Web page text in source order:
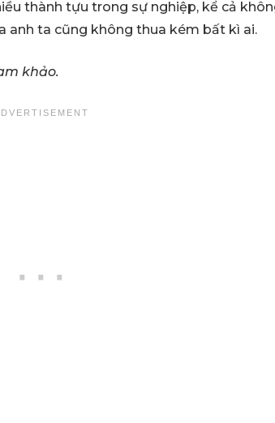
thành tựu trong sự nghiệp, kể cả
anh ta cũng không thua kém bất kì ai.
khảo.